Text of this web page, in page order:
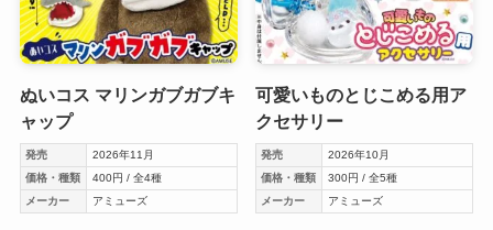
ぬいコス マリンガブガブキ
ャップ
発売
2026年11月
価格・種類
400円 / 全4種
メーカー
アミューズ
可愛いものとじこめる用ア
クセサリー
発売
2026年10月
価格・種類
300円 / 全5種
メーカー
アミューズ